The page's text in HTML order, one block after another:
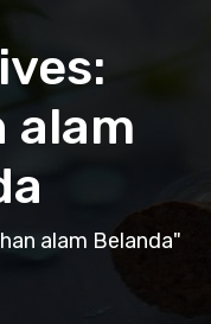
alam
alam Belanda"